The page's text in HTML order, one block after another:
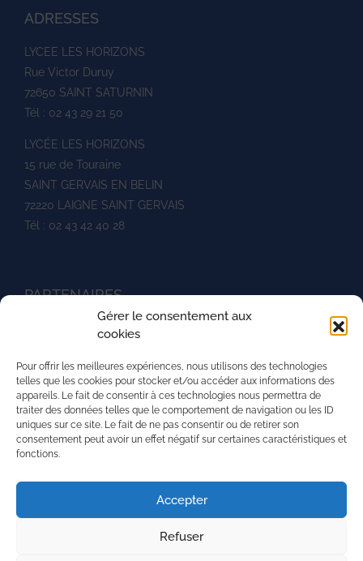
Gérer le consentement aux
cookies
Pour offrir les meilleures expériences, nous utilisons des technologies
telles que les cookies pour stocker et/ou accéder aux informations des
appareils. Le fait de consentir à ces technologies nous permettra de
traiter des données telles que le comportement de navigation ou les ID
uniques sur ce site. Le fait de ne pas consentir ou de retirer son
consentement peut avoir un effet négatif sur certaines caractéristiques et
fonctions.
Accepter
Refuser
ADRESSES
LYCEE LES HORIZONS
Rue Victor Duruy
72650 SAINT SATURNIN
Tél : 02 43 29 21 50
LYCÉE LES HORIZONS
15 rue de Touraine
SAINT GERVAIS EN BELIN
72220 LAIGNE SAINT GERVAIS
Tél : 02 43 42 40 28
PARTENAIRES
L'aventure du vivant
La Mission Locale de l'agglomération mancelle
La région Pays de la Loire
PRH - Pôle Régional du Handicap
Superforma